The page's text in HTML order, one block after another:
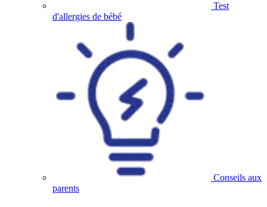
Test
d'allergies de bébé
Conseils aux
parents